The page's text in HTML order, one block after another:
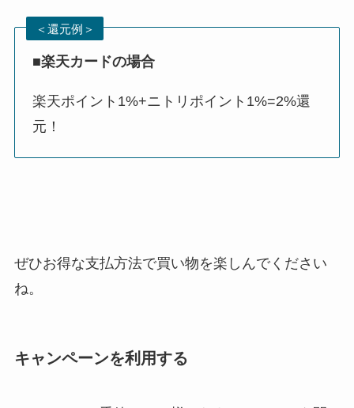
＜還元例＞
■楽天カードの場合
楽天ポイント1%+ニトリポイント1%=2%還
元！
ぜひお得な支払方法で買い物を楽しんでください
ね。
キャンペーンを利用する